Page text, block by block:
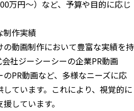
万円〜）など、予算や目的に応じ
制作実績
動画制作において豊富な実績を持
社ジーシーシーの企業PR動画
PR動画など、多様なニーズに応
ています。これにより、視覚的に
しています。